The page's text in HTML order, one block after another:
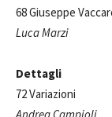
68 Giuseppe
Luca Marzi
Dettagli
72 Variazioni